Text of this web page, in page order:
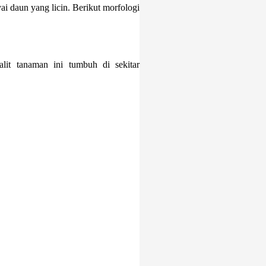
daun yang licin. Berikut morfologi
tanaman ini tumbuh di sekitar